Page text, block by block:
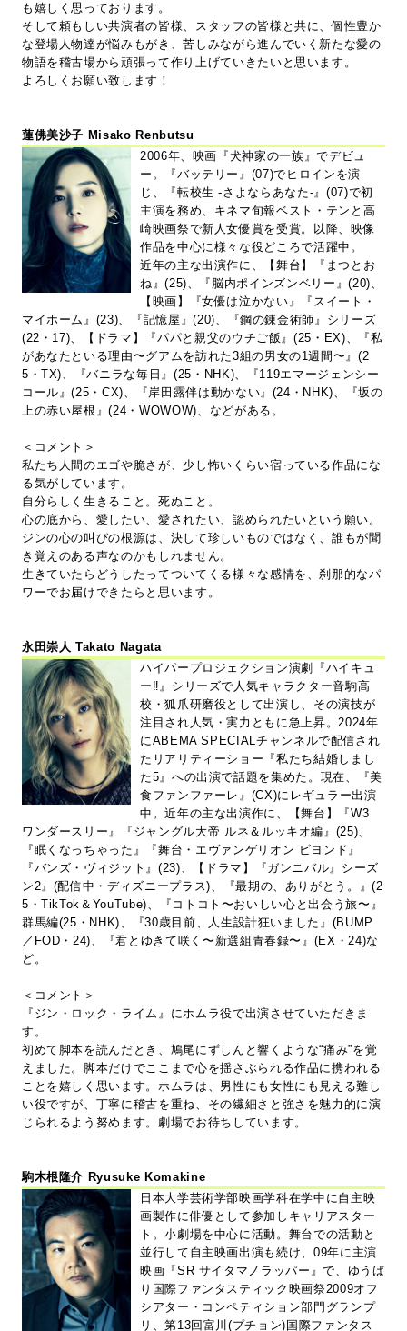
も嬉しく思っております。
そして頼もしい共演者の皆様、スタッフの皆様と共に、個性豊か
な登場人物達が悩みもがき、苦しみながら進んでいく新たな愛の
物語を稽古場から頑張って作り上げていきたいと思います。
よろしくお願い致します！
蓮佛美沙子 Misako Renbutsu
2006年、映画『犬神家の一族』でデビュ
ー。『バッテリー』(07)でヒロインを演
じ、『転校生 -さよならあなた-』(07)で初
主演を務め、キネマ旬報ベスト・テンと高
崎映画祭で新人女優賞を受賞。以降、映像
作品を中心に様々な役どころで活躍中。
近年の主な出演作に、【舞台】『まつとお
ね』(25)、『脳内ポインズンベリー』(20)、
【映画】『女優は泣かない』『スイート・
マイホーム』(23)、『記憶屋』(20)、『鋼の錬金術師』シリーズ
(22・17)、【ドラマ】『パパと親父のウチご飯』(25・EX)、『私
があなたといる理由〜グアムを訪れた3組の男女の1週間〜』(2
5・TX)、『バニラな毎日』(25・NHK)、『119エマージェンシー
コール』(25・CX)、『岸田露伴は動かない』(24・NHK)、『坂の
上の赤い屋根』(24・WOWOW)、などがある。
＜コメント＞
私たち人間のエゴや脆さが、少し怖いくらい宿っている作品にな
る気がしています。
自分らしく生きること。死ぬこと。
心の底から、愛したい、愛されたい、認められたいという願い。
ジンの心の叫びの根源は、決して珍しいものではなく、誰もが聞
き覚えのある声なのかもしれません。
生きていたらどうしたってついてくる様々な感情を、刹那的なパ
ワーでお届けできたらと思います。
永田崇人 Takato Nagata
ハイパープロジェクション演劇『ハイキュ
ー‼』シリーズで人気キャラクター音駒高
校・狐爪研磨役として出演し、その演技が
注目され人気・実力ともに急上昇。2024年
にABEMA SPECIALチャンネルで配信され
たリアリティーショー『私たち結婚しまし
た5』への出演で話題を集めた。現在、『美
食ファンファーレ』(CX)にレギュラー出演
中。近年の主な出演作に、【舞台】『W3
ワンダースリー』『ジャングル大帝 ルネ＆ルッキオ編』(25)、
『眠くなっちゃった』『舞台・エヴァンゲリオン ビヨンド』
『バンズ・ヴィジット』(23)、【ドラマ】『ガンニバル』シーズ
ン2』(配信中・ディズニープラス)、『最期の、ありがとう。』(2
5・TikTok＆YouTube)、『コトコト〜おいしい心と出会う旅〜』
群馬編(25・NHK)、『30歳目前、人生設計狂いました』(BUMP
／FOD・24)、『君とゆきて咲く〜新選組青春録〜』(EX・24)な
ど。
＜コメント＞
『ジン・ロック・ライム』にホムラ役で出演させていただきま
す。
初めて脚本を読んだとき、鳩尾にずしんと響くような“痛み”を覚
えました。脚本だけでここまで心を揺さぶられる作品に携われる
ことを嬉しく思います。ホムラは、男性にも女性にも見える難し
い役ですが、丁寧に稽古を重ね、その繊細さと強さを魅力的に演
じられるよう努めます。劇場でお待ちしています。
駒木根隆介 Ryusuke Komakine
日本大学芸術学部映画学科在学中に自主映
画製作に俳優として参加しキャリアスター
ト。小劇場を中心に活動。舞台での活動と
並行して自主映画出演も続け、09年に主演
映画『SR サイタマノラッパー』で、ゆうば
り国際ファンタスティック映画祭2009オフ
シアター・コンペティション部門グランプ
リ、第13回富川(プチョン)国際ファンタス